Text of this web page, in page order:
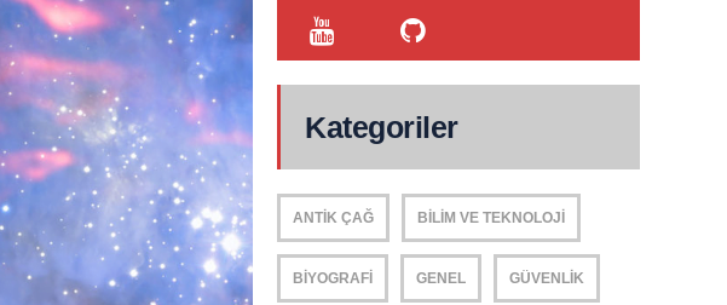
Kategoriler
ANTIK ÇAĞ BILIM VE TEKNOLOJI
BIYOGRAFI GENEL GÜVENLIK